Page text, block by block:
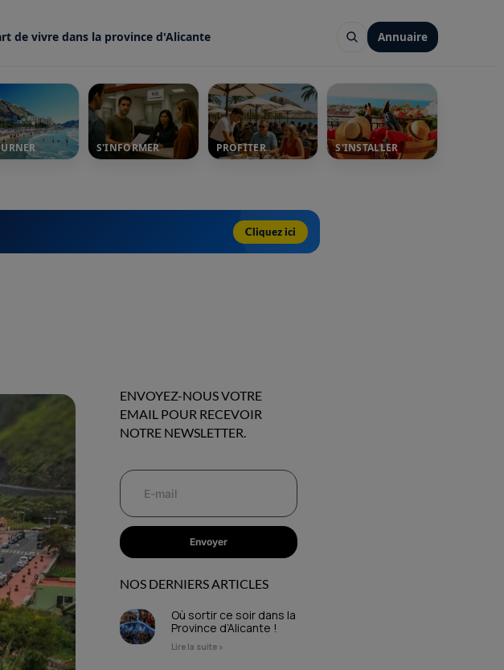
de vivre dans la province d'Alicante Annuaire
S'INFORMER PROFITER S'INSTALLER
Cliquez ici
ENVOYEZ-NOUS VOTRE
EMAIL POUR RECEVOIR
NOTRE NEWSLETTER.
Envoyer
NOS DERNIERS ARTICLES
Où sortir ce soir dans la
Province d’Alicante !
Lire la suite »